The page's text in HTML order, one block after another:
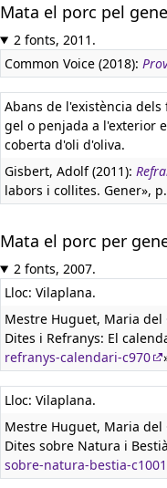
Mata el porc pel
2 fonts, 2011.
Common Voice (2018):
Abans de l'existència
gel o penjada a l'exterior
coberta d'oli d'oliva.
Gisbert, Adolf (2011):
labors i collites. Gener»,
Mata el porc per
2 fonts, 2007.
Lloc: Vilaplana.
Mestre Huguet, Maria del
Dites i Refranys: El
refranys-calendari-c970
Lloc: Vilaplana.
Mestre Huguet, Maria del
Dites sobre Natura i
sobre-natura-bestia-c1001